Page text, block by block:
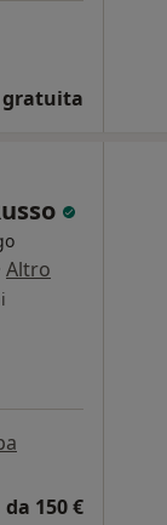
gratuita
Altro
da 150 €